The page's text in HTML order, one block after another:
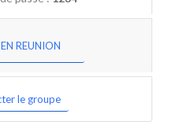
REUNION
le groupe